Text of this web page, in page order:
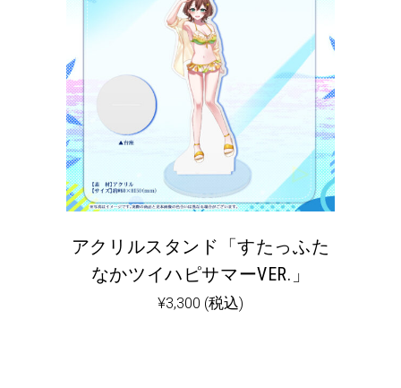
アクリルスタンド「すたっふた
なかツイハピサマーVER.」
¥3,300 (税込)